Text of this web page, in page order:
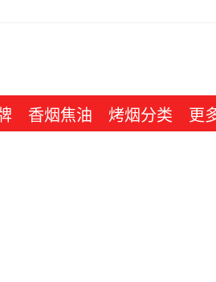
香烟焦油 烤烟分类 更